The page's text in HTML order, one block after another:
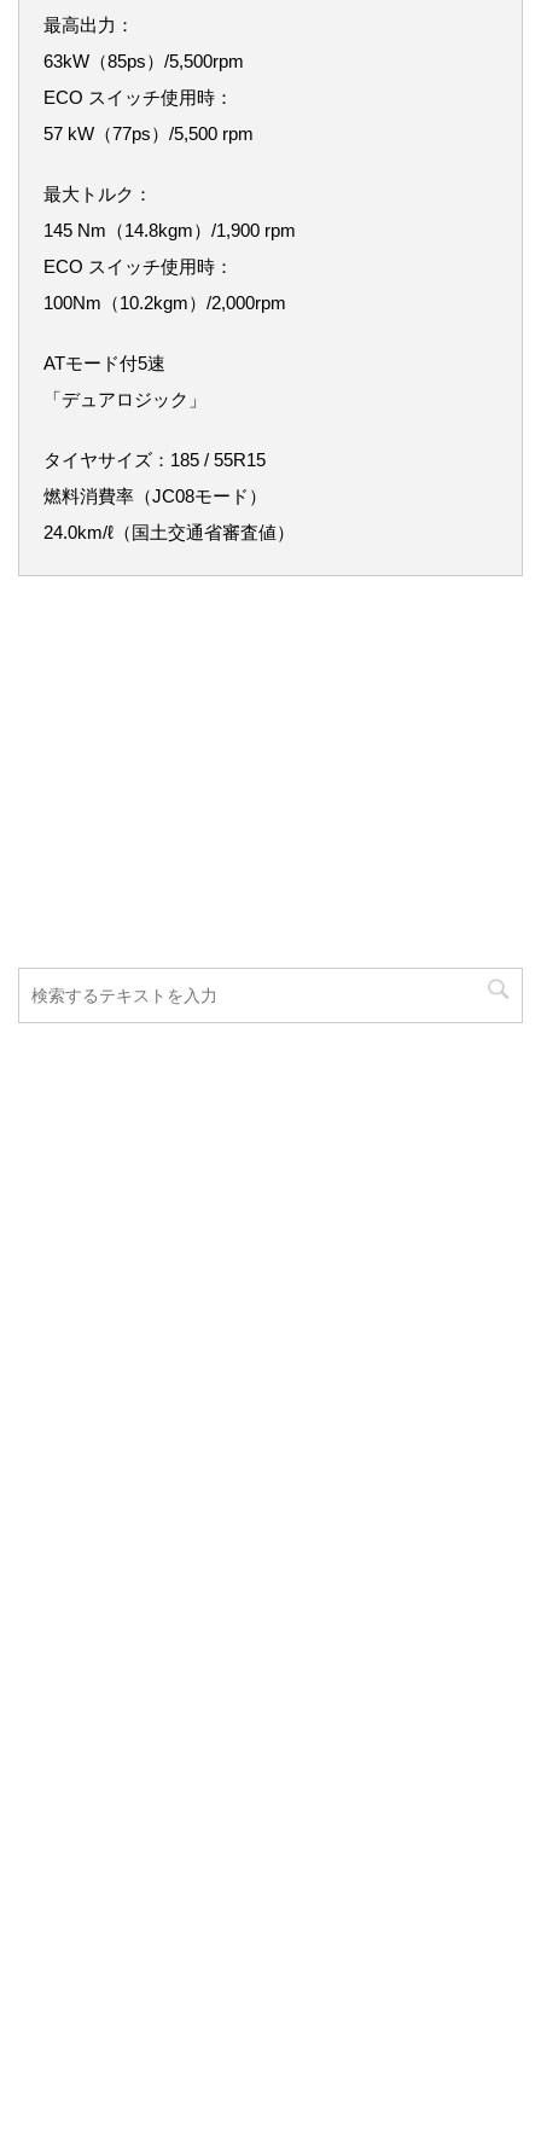
最高出力：
63kW（85ps）/5,500rpm
ECO スイッチ使用時：
57 kW（77ps）/5,500 rpm
最大トルク：
145 Nm（14.8kgm）/1,900 rpm
ECO スイッチ使用時：
100Nm（10.2kgm）/2,000rpm
ATモード付5速
「デュアロジック」
タイヤサイズ：185 / 55R15
燃料消費率（JC08モード）
24.0km/ℓ（国土交通省審査値）